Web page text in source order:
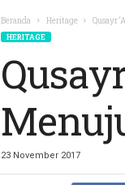
Beranda Heritage Qusayr
HERITAGE
23 November 2017